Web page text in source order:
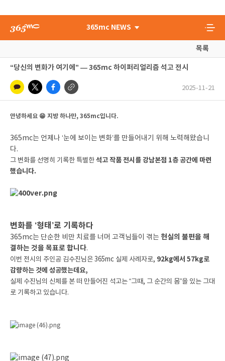
365mc NEWS
목록
“당신의 변화가 여기에” — 365mc 하이퍼리얼리즘 석고 전시
2025-11-21
안녕하세요 😁 지방 하나만, 365mc입니다.
365mc는 언제나 ‘눈에 보이는 변화’를 만들어내기 위해 노력해왔습니
다.
그 변화를 선명히 기록한 특별한석고 작품 전시를 강남본점 1층 공간에 마련
했습니다.
변화를 ‘형태’로 기록하다
365mc는 단순한 비만 치료를 너머 고객님들이 겪는 현실의 불편을 해
결하는 것을 목표로 합니다.
이번 전시의 주인공 김수진님은 365mc 실제 사례자로, 92kg에서 57kg로
감량하는 것에 성공했는데요,
실제 수진님의 신체를 본 떠 만들어진 석고는 “그때, 그 순간의 몸”을 있는 그대
로 기록하고 있습니다.